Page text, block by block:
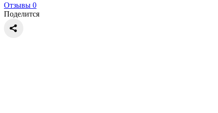
Отзывы 0
Поделится